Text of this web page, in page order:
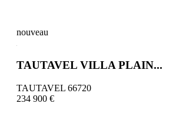
nouveau
TAUTAVEL VILLA PLAIN...
TAUTAVEL 66720
234 900 €